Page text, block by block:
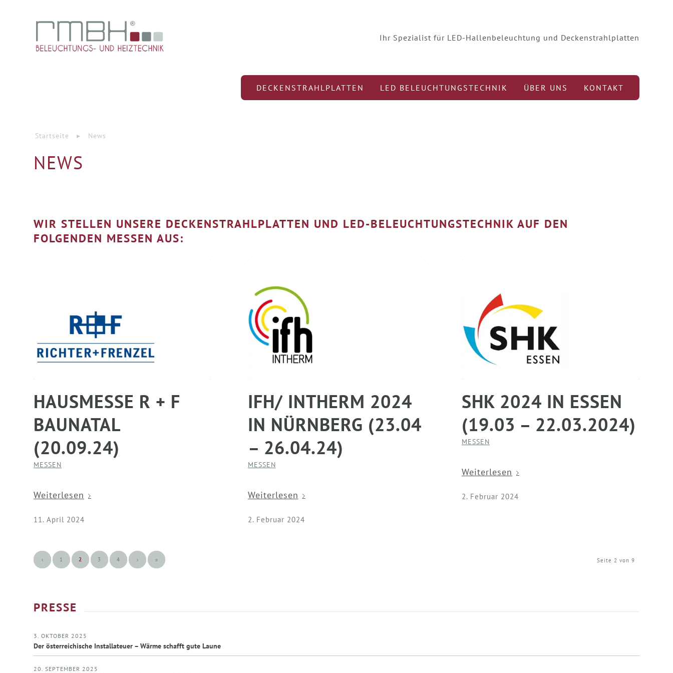
Ihr Spezialist für LED-Hallenbeleuchtung und Deckenstrahlplatten
DECKENSTRAHLPLATTEN LED BELEUCHTUNGSTECHNIK ÜBER UNS KONTAKT
NEWS
Startseite ▸ News
WIR STELLEN UNSERE DECKENSTRAHLPLATTEN UND LED-BELEUCHTUNGSTECHNIK AUF DEN
FOLGENDEN MESSEN AUS:
HAUSMESSE R + F
BAUNATAL
(20.09.24)
MESSEN
Weiterlesen
11. April 2024
IFH/ INTHERM 2024
IN NÜRNBERG (23.04
– 26.04.24)
MESSEN
Weiterlesen
2. Februar 2024
SHK 2024 IN ESSEN
(19.03 – 22.03.2024)
MESSEN
Weiterlesen
2. Februar 2024
Seite 2 von 9
‹ 1 2 3 4 › »
PRESSE
3. OKTOBER 2025
Der österreichische Installateuer – Wärme schafft gute Laune
20. SEPTEMBER 2025